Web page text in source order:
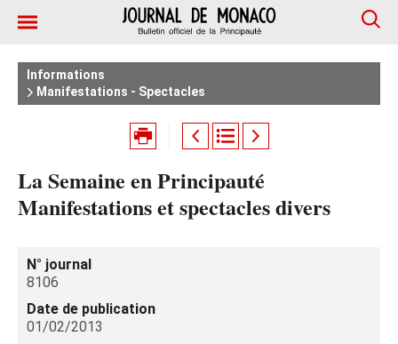
Informations
Manifestations - Spectacles
La Semaine en Principauté
Manifestations et spectacles divers
N° journal
8106
Date de publication
01/02/2013